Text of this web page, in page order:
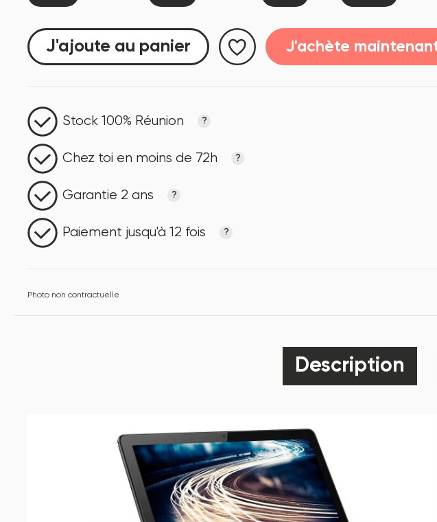
J'ajoute au panier J'achète
Stock 100% Réunion ?
Chez toi en moins de 72h ?
Garantie 2 ans ?
Paiement jusqu'à 12 fois ?
Photo non contractuelle
Description